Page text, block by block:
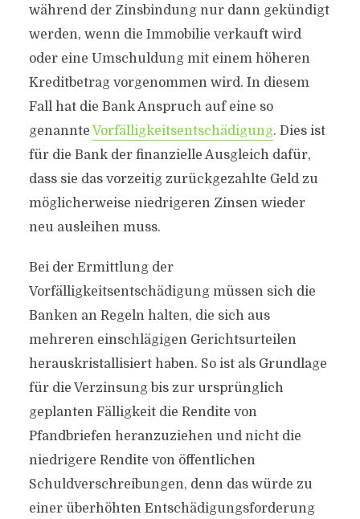
während der Zinsbindung nur dann gekündigt
werden, wenn die Immobilie verkauft wird
oder eine Umschuldung mit einem höheren
Kreditbetrag vorgenommen wird. In diesem
Fall hat die Bank Anspruch auf eine so
genannte Vorfälligkeitsentschädigung. Dies ist
für die Bank der finanzielle Ausgleich dafür,
dass sie das vorzeitig zurückgezahlte Geld zu
möglicherweise niedrigeren Zinsen wieder
neu ausleihen muss.
Bei der Ermittlung der
Vorfälligkeitsentschädigung müssen sich die
Banken an Regeln halten, die sich aus
mehreren einschlägigen Gerichtsurteilen
herauskristallisiert haben. So ist als Grundlage
für die Verzinsung bis zur ursprünglich
geplanten Fälligkeit die Rendite von
Pfandbriefen heranzuziehen und nicht die
niedrigere Rendite von öffentlichen
Schuldverschreibungen, denn das würde zu
einer überhöhten Entschädigungsforderung